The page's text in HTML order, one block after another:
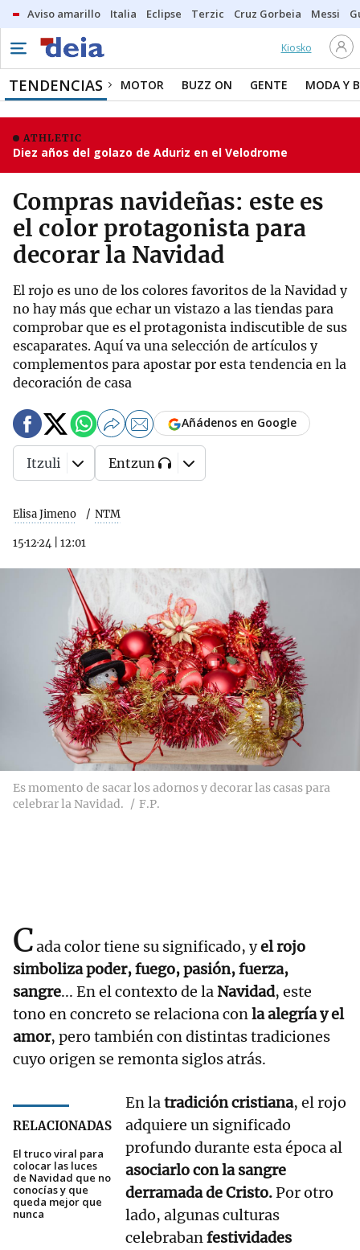
Aviso amarillo Italia Eclipse Terzic Cruz Gorbeia Messi
Kiosko
TENDENCIAS MOTOR BUZZ ON GENTE MODA Y
ATHLETIC
Diez años del golazo de Aduriz en el Velodrome
Compras navideñas: este es
el color protagonista para
decorar la Navidad
El rojo es uno de los colores favoritos de la Navidad y
no hay más que echar un vistazo a las tiendas para
comprobar que es el protagonista indiscutible de sus
escaparates. Aquí va una selección de artículos y
complementos para apostar por esta tendencia en la
decoración de casa
Elisa Jimeno NTM
15·12·24 12:01
Añádenos en Google
Itzuli Entzun
Es momento de sacar los adornos y decorar las casas para
celebrar la Navidad.
F.P.
Cada color tiene su significado, yel rojo
simboliza poder, fuego, pasión, fuerza,
sangre... En el contexto de la Navidad, este
tono en concreto se relaciona conla alegría y el
amor, pero también con distintas tradiciones
cuyo origen se remonta siglos atrás.
RELACIONADAS
El truco viral para
colocar las luces
de Navidad que no
conocías y que
queda mejor que
nunca
En latradición cristiana, el rojo
adquiere un significado
profundo durante esta época al
asociarlo con la sangre
derramada de Cristo.Por otro
lado, algunas culturas
celebrabanfestividades